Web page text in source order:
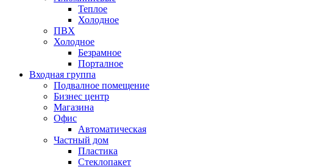
Теплое
Холодное
ПВХ
Холодное
Безрамное
Порталное
Входная группа
Подвалное помещение
Бизнес центр
Магазина
Офис
Автоматическая
Частный дом
Пластика
Стеклопакет